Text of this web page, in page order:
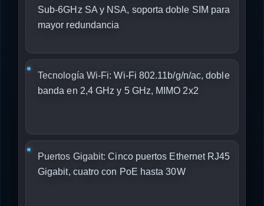
Sub-6GHz SA y NSA, soporta doble SIM para
mayor redundancia
Tecnología Wi-Fi: Wi-Fi 802.11b/g/n/ac, doble
banda en 2,4 GHz y 5 GHz, MIMO 2x2
Puertos Gigabit: Cinco puertos Ethernet RJ45
Gigabit, cuatro con PoE hasta 30W